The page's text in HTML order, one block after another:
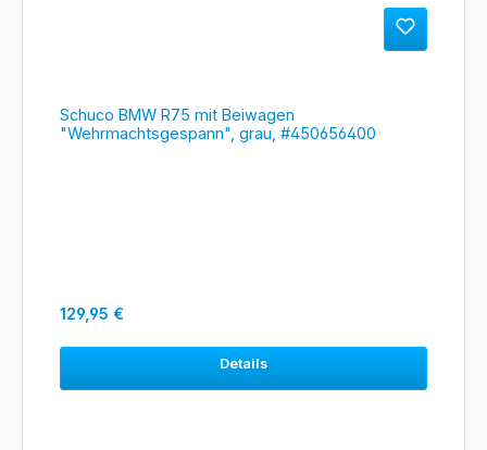
Schuco BMW R75 mit Beiwagen
"Wehrmachtsgespann", grau, #450656400
Regulärer Preis:
129,95 €
Details